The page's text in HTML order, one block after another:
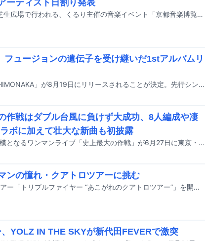
ーティスト日割り発表
10月10日と11日に京都・梅小路公園 芝生広場で行われる、くるり主催の音楽イベント「京都音楽博覧会2026 in 梅小路公園」の出演アーティスト日割りが発表された。
ュージョンの遺伝子を受け継いだ1stアルバムリ
下中洋介（DYGL）の1stアルバム「SHIMONAKA」が8月19日にリリースされることが決定。先行シングル「Private Jet」が本日7月1日に配信リリースされた。
作戦はダブル台風に負けず大成功、8人編成や凄
ボに加えて壮大な新曲も初披露
トリプルファイヤーのキャリア最大規模となるワンマンライブ「史上最大の作戦」が6月27日に東京・Spotify O-EASTで開催された。
ンの憧れ・クアトロツアーに挑む
トリプルファイヤーが12月に東名阪ツアー「トリプルファイヤー “あこがれのクアトロツアー”」を開催する。
YOLZ IN THE SKYが新代田FEVERで激突